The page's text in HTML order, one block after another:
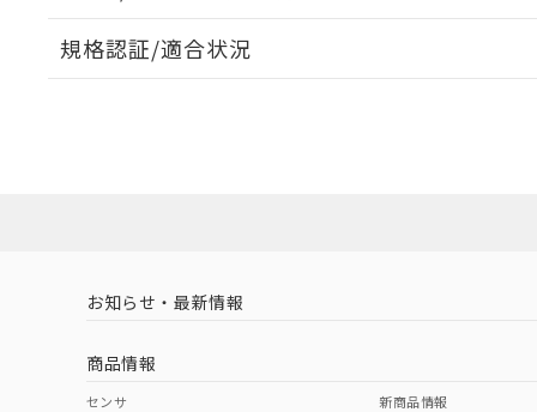
l: 4mm以上、φd: 50mm以上、D: 4mm以上、m: 36mm以上
EU RoHS 注意事項・凡例
中国 RoHS 注意事項・凡例
中国 RoHS表
規格認証/適合状況
（イギリス
（ノルウェー
お知らせ・最新情報
商品情報
センサ 新商品情報